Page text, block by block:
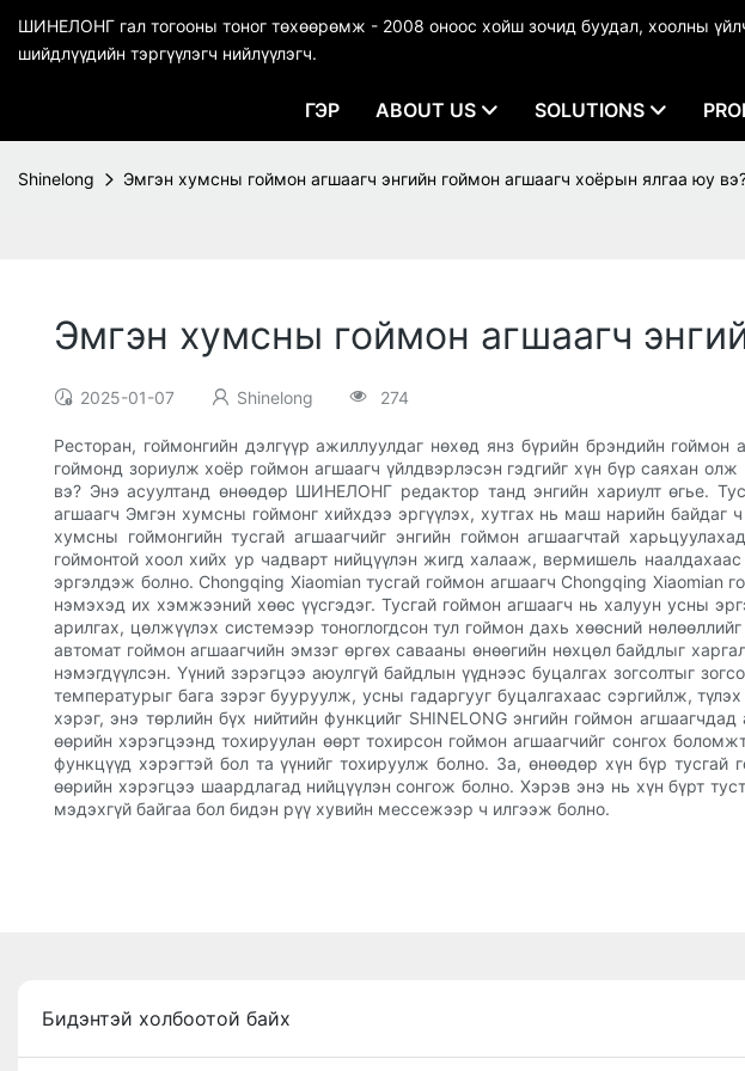
ШИНЕЛОНГ гал тогооны тоног төхөөрөмж - 2008 оноос хойш зочид буудал, хоолны
шийдлүүдийн тэргүүлэгч нийлүүлэгч.
ГЭР ABOUT US SOLUTIONS
Shinelong Эмгэн хумсны гоймон агшаагч энгийн гоймон агшаагч хоёрын ялгаа юу
Эмгэн хумсны гоймон агшаагч
2025-01-07 Shinelong 274
Ресторан, гоймонгийн дэлгүүр ажиллуулдаг нөхөд янз бүрийн брэндийн
гоймонд зориулж хоёр гоймон агшаагч үйлдвэрлэсэн гэдгийг хүн бүр саяхан
вэ? Энэ асуултанд өнөөдөр ШИНЕЛОНГ редактор танд энгийн хариулт өгье.
агшаагч Эмгэн хумсны гоймонг хийхдээ эргүүлэх, хутгах нь маш нарийн байдаг
хумсны гоймонгийн тусгай агшаагчийг энгийн гоймон агшаагчтай
гоймонтой хоол хийх ур чадварт нийцүүлэн жигд халааж, вермишель
эргэлдэж болно. Chongqing Xiaomian тусгай гоймон агшаагч Chongqing Xiaomian
нэмэхэд их хэмжээний хөөс үүсгэдэг. Тусгай гоймон агшаагч нь халуун усны
арилгах, цөлжүүлэх системээр тоноглогдсон тул гоймон дахь хөөсний
автомат гоймон агшаагчийн эмзэг өргөх савааны өнөөгийн нөхцөл байдлыг
нэмэгдүүлсэн. Үүний зэрэгцээ аюулгүй байдлын үүднээс буцалгах зогсолтыг
температурыг бага зэрэг бууруулж, усны гадаргууг буцалгахаас сэргийлж,
хэрэг, энэ төрлийн бүх нийтийн функцийг SHINELONG энгийн гоймон
өөрийн хэрэгцээнд тохируулан өөрт тохирсон гоймон агшаагчийг сонгох
функцүүд хэрэгтэй бол та үүнийг тохируулж болно. За, өнөөдөр хүн бүр тусгай
өөрийн хэрэгцээ шаардлагад нийцүүлэн сонгож болно. Хэрэв энэ нь хүн бүрт
мэдэхгүй байгаа бол бидэн рүү хувийн мессежээр ч илгээж болно.
Бидэнтэй холбоотой байх